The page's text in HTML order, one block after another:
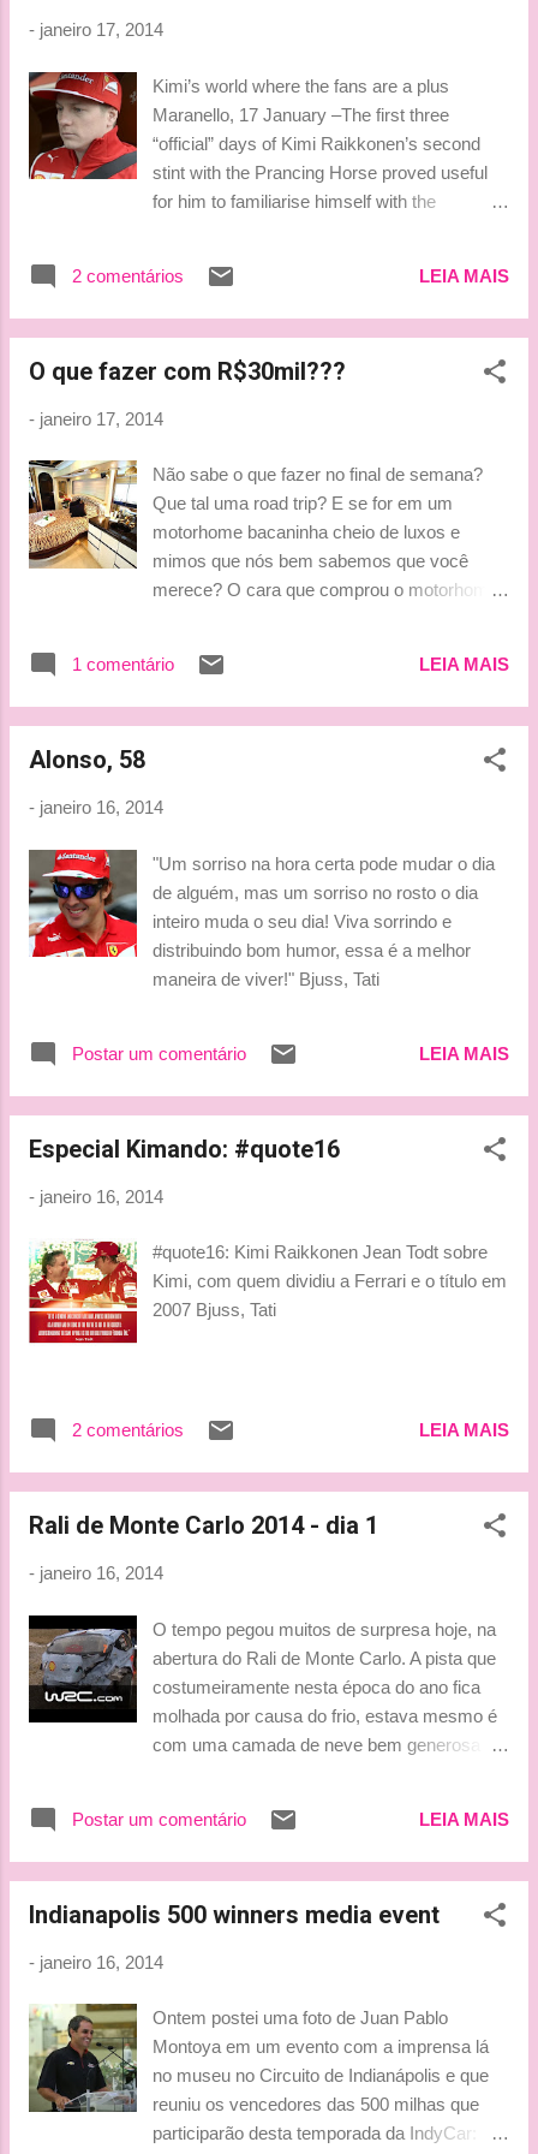
- janeiro 17, 2014
Kimi’s world where the fans are a plus
Maranello, 17 January –The first three
“official” days of Kimi Raikkonen’s second
stint with the Prancing Horse proved useful
for him to familiarise himself with the
also a chance for him to re-immerse himself
in the special atmosphere only to be found at
built and which has racing in its DNA. We
www.ferrari.com to have a long chat with
cockpit of a Ferrari FF as he drove it around
the hills above Maranello. The interview we
We can enter Kimi’s world as he pulls a face,
smiles and looks quizzical. It’s clear that the
special, which cannot be found anywhere
2 comentários LEIA MAIS
O que fazer com R$30mil???
- janeiro 17, 2014
Não sabe o que fazer no final de semana?
Que tal uma road trip? E se for em um
motorhome bacaninha cheio de luxos e
mimos que nós bem sabemos que você
merece? O cara que comprou o motorhome
motorhome de piloto de F1 pode financiar
pela Caixa??? #pensa Olhem as fotinhos
sobre como o novo dono do Motorhome de
R$30mil inclui um helicóptero à disposição,
cozinhar para ti. Só não sei como aproveitar
tudo isso em um só dia, então a conta vai
FaltOut clica aqui!!!!! Carinha de menino
ainda!!!! Se ele vendeu esse motorhome
Vick fez um post sobre as casinhas sobre
autódromos Europa a fora. Ni...
1 comentário LEIA MAIS
Alonso, 58
- janeiro 16, 2014
"Um sorriso na hora certa pode mudar o dia
de alguém, mas um sorriso no rosto o dia
inteiro muda o seu dia! Viva sorrindo e
distribuindo bom humor, essa é a melhor
maneira de viver!" Bjuss, Tati
Postar um comentário LEIA MAIS
Especial Kimando: #quote16
- janeiro 16, 2014
#quote16: Kimi Raikkonen Jean Todt sobre
Kimi, com quem dividiu a Ferrari e o título em
2007 Bjuss, Tati
2 comentários LEIA MAIS
Rali de Monte Carlo 2014 - dia 1
- janeiro 16, 2014
O tempo pegou muitos de surpresa hoje, na
abertura do Rali de Monte Carlo. A pista que
costumeiramente nesta época do ano fica
molhada por causa do frio, estava mesmo é
com uma camada de neve bem generosa
um desafio daqueles. Quem apostou melhor
nas escolhas de pneus se deu bem e são
dia: Bryan Bouffier em primeiro, seguido por
Kubica em terceiro e o atual campeão
pilotos Thierry Neuville e Dani Sordo não
tiveram um bom começo, o primeiro com
uma batida e o segundo por problemas que o
atrasaram na quinta especial e Andreas
Mikkelsen enfrentou um dia difícil pela
Postar um comentário LEIA MAIS
Indianapolis 500 winners media event
- janeiro 16, 2014
Ontem postei uma foto de Juan Pablo
Montoya em um evento com a imprensa lá
no museu no Circuito de Indianápolis e que
reuniu os vencedores das 500 milhas que
participarão desta temporada da IndyCar: